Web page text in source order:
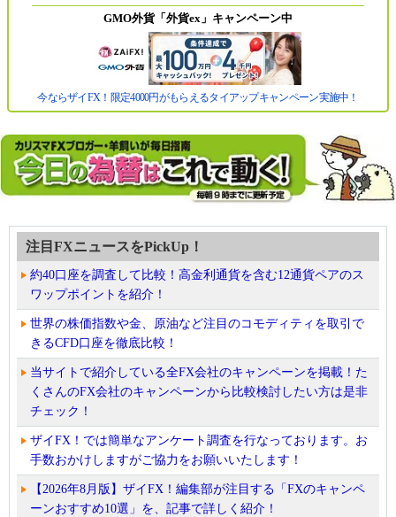
GMO外貨「外貨ex」キャンペーン中
今ならザイFX！限定4000円がもらえるタイアップキャンペーン実施中！
注目FXニュースをPickUp！
約40口座を調査して比較！高金利通貨を含む12通貨ペアのス
ワップポイントを紹介！
世界の株価指数や金、原油など注目のコモディティを取引で
きるCFD口座を徹底比較！
当サイトで紹介している全FX会社のキャンペーンを掲載！た
くさんのFX会社のキャンペーンから比較検討したい方は是非
チェック！
ザイFX！では簡単なアンケート調査を行なっております。お
手数おかけしますがご協力をお願いいたします！
【2026年8月版】ザイFX！編集部が注目する「FXのキャンペ
ーンおすすめ10選」を、記事で詳しく紹介！